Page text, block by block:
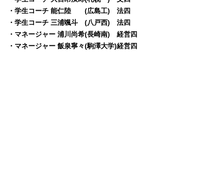
・学生コーチ 能仁陸 (広島工) 法四
・学生コーチ 三浦颯斗 (八戸西) 法四
・マネージャー 浦川尚希(長崎南) 経営四
・マネージャー 飯泉寧々(駒澤大学)経営四